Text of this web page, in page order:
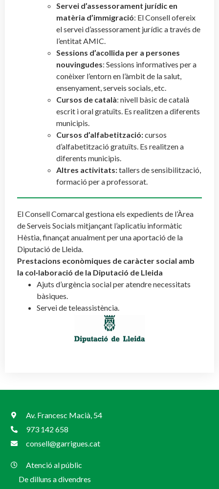
Servei d’assessorament jurídic en
matèria d’immigració: El Consell ofereix
el servei d’assessorament jurídic a través de
l’entitat AMIC.
Sessions d’acollida per a persones
nouvingudes: Sessions informatives per a
conèixer l’entorn en l’àmbit de la salut,
ensenyament, serveis socials, etc.
Cursos de català: nivell bàsic de català
escrit i oral gratuïts. Es realitzen a diferents
municipis.
Cursos d’alfabetització:cursos
d’alfabetització gratuïts. Es realitzen a
diferents municipis.
Altres activitats:tallers de sensibilització,
formació per a professorat.
El Consell Comarcal gestiona els expedients de l’Àrea
de Serveis Socials mitjançant l’aplicatiu informàtic
Hèstia, finançat anualment per una aportació de la
Diputació de Lleida.
Prestacions econòmiques de caràcter social amb
la col·laboració de la Diputació de Lleida
Ajuts d’urgència social per atendre necessitats
bàsiques.
Servei de teleassistència.
Av. Francesc Macià, 54
973 142 658
consell@garrigues.cat
Atenció al públic
De dilluns a divendres